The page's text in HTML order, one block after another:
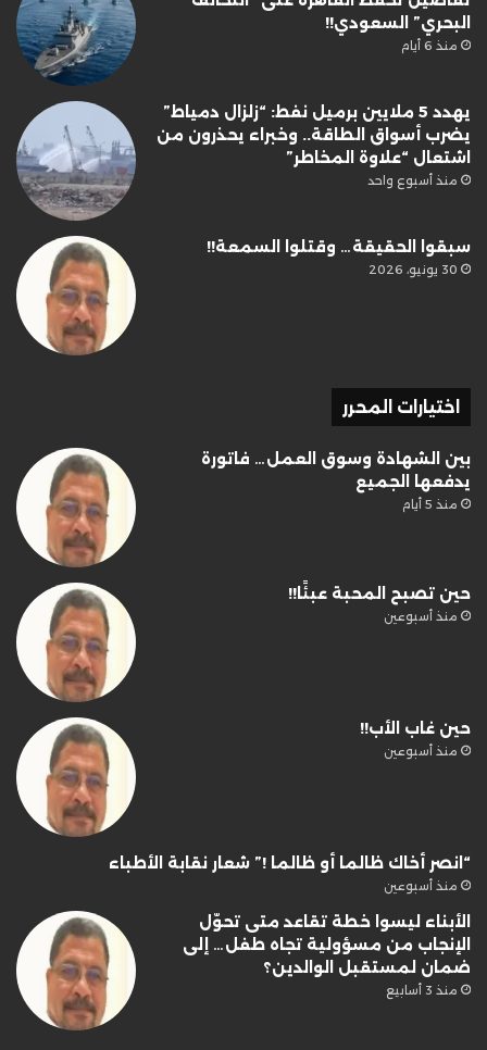
البحري” السعودي!!
منذ 6 أيام
يهدد 5 ملايين برميل نفط: “زلزال دمياط”
يضرب أسواق الطاقة.. وخبراء يحذرون من
اشتعال “علاوة المخاطر”
منذ أسبوع واحد
سبقوا الحقيقة… وقتلوا السمعة!!
30 يونيو، 2026
اختيارات المحرر
بين الشهادة وسوق العمل… فاتورة
يدفعها الجميع
منذ 5 أيام
حين تصبح المحبة عبئًا!!
منذ أسبوعين
حين غاب الأب!!
منذ أسبوعين
“انصر أخاك ظالما أو ظالما !” شعار نقابة الأطباء
منذ أسبوعين
الأبناء ليسوا خطة تقاعد متى تحوّل
الإنجاب من مسؤولية تجاه طفل… إلى
ضمان لمستقبل الوالدين؟
منذ 3 أسابيع